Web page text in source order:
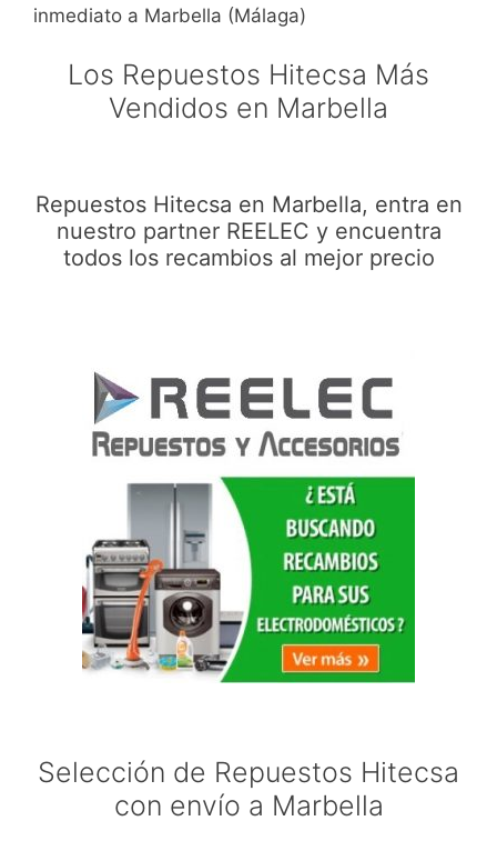
inmediato a Marbella (Málaga)
Los Repuestos Hitecsa Más
Vendidos en Marbella
Repuestos Hitecsa en Marbella, entra en
nuestro partner REELEC y encuentra
todos los recambios al mejor precio
Selección de Repuestos Hitecsa
con envío a Marbella